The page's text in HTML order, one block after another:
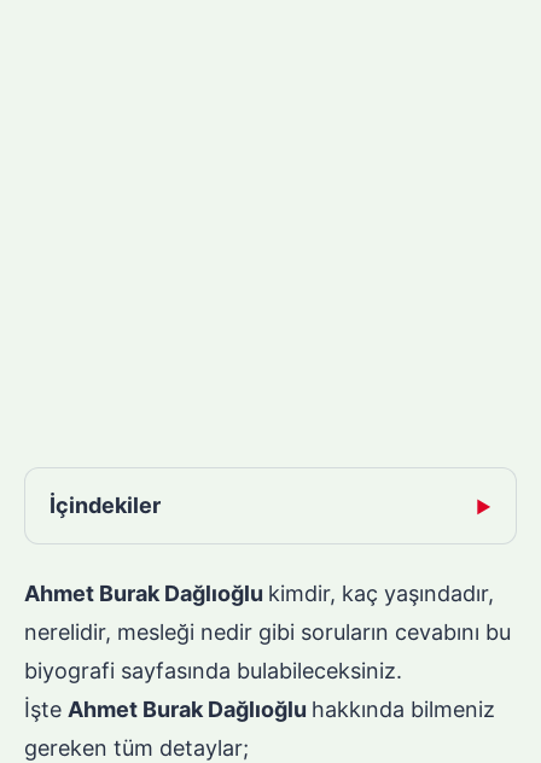
İçindekiler ▶
Ahmet Burak Dağlıoğlu kimdir, kaç yaşındadır,
nerelidir, mesleği nedir gibi soruların cevabını bu
biyografi sayfasında bulabileceksiniz.
İşte Ahmet Burak Dağlıoğlu hakkında bilmeniz
gereken tüm detaylar;